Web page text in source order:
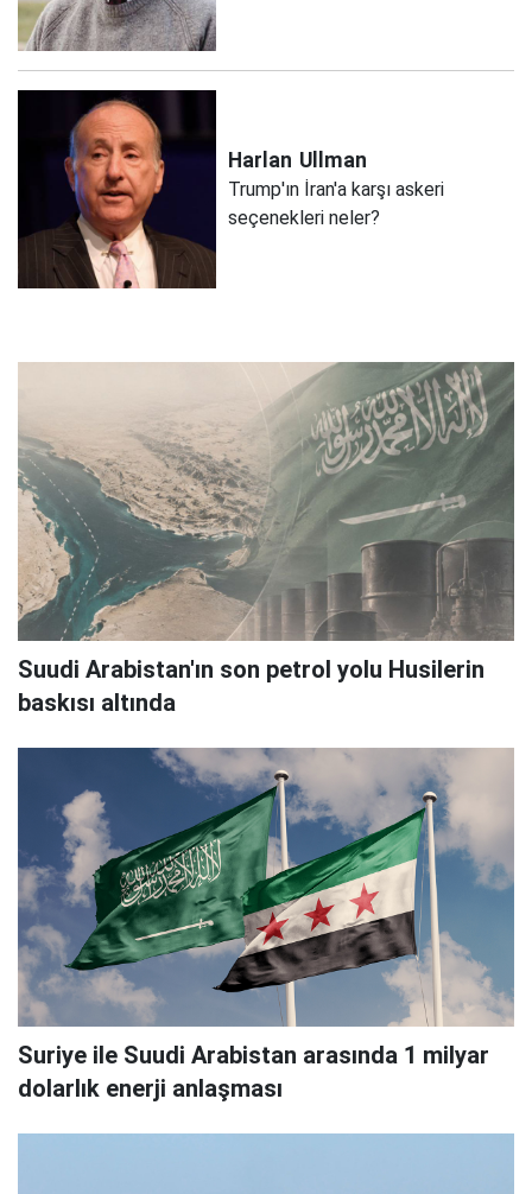
Harlan Ullman
Trump'ın İran'a karşı askeri
seçenekleri neler?
Suudi Arabistan'ın son petrol yolu Husilerin
baskısı altında
Suriye ile Suudi Arabistan arasında 1 milyar
dolarlık enerji anlaşması